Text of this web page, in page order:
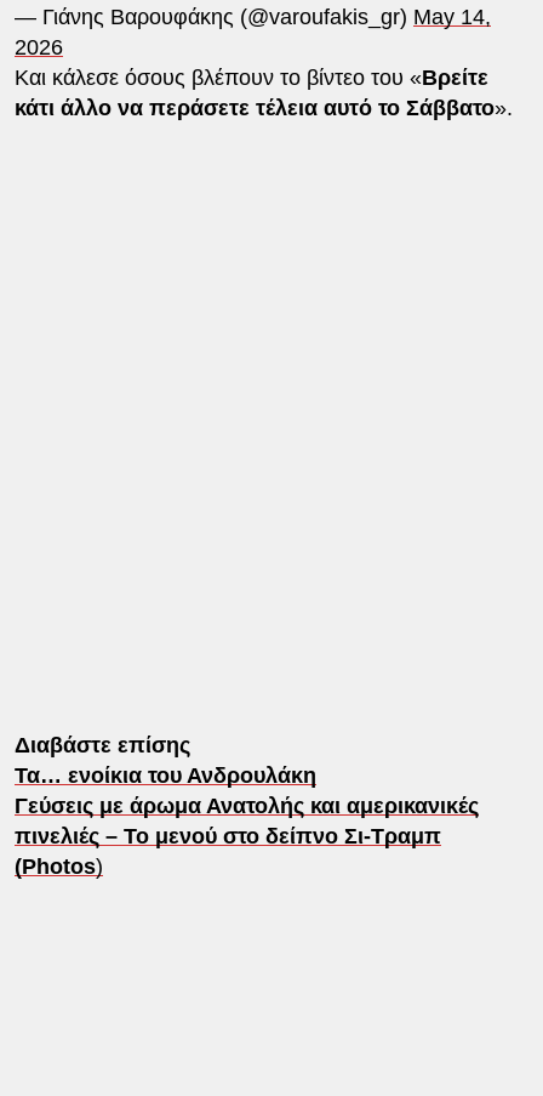
— Γιάνης Βαρουφάκης (@varoufakis_gr) May 14,
2026
Και κάλεσε όσους βλέπουν το βίντεο του «Βρείτε
κάτι άλλο να περάσετε τέλεια αυτό το Σάββατο».
Διαβάστε επίσης
Τα… ενοίκια του Ανδρουλάκη
Γεύσεις με άρωμα Ανατολής και αμερικανικές
πινελιές – Το μενού στο δείπνο Σι-Τραμπ
(Photos)